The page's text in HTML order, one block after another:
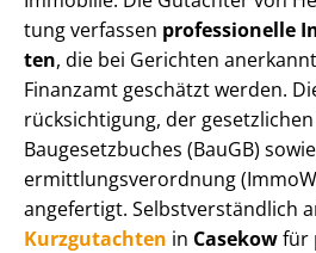
tung verfassen professionelle
ten, die bei Gerichten
Finanzamt geschätzt werden.
rück­sich­ti­gung, der
Baugesetzbuches (BauGB)
ermitt­lungs­ver­ord­nung
angefertigt. Selbst­ver­ständ­lich
Kurzgutachten in Casekowfür